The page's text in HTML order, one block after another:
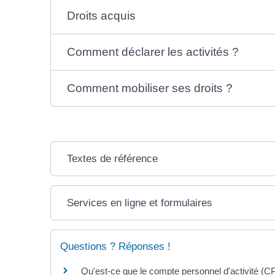
Droits acquis
Comment déclarer les activités ?
Comment mobiliser ses droits ?
Textes de référence
Services en ligne et formulaires
Questions ? Réponses !
Qu'est-ce que le compte personnel d'activité